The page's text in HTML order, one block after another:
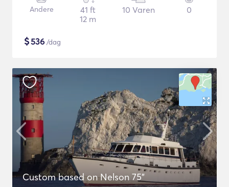
Andere
41 ft
12 m
10 Varen 0
$536 /dag
Custom based on Nelson 75"